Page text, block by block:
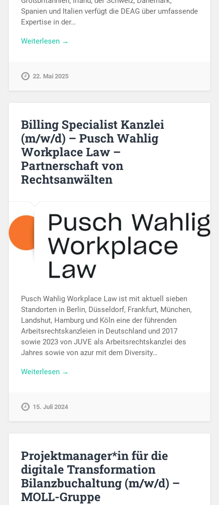
Spanien und Italien verfügt die DEAG über umfassende
Expertise in der…
Weiterlesen →
22. Mai 2025
Billing Specialist Kanzlei
(m/w/d) – Pusch Wahlig
Workplace Law –
Partnerschaft von
Rechtsanwälten
Pusch Wahlig Workplace Law ist mit aktuell sieben
Standorten in Berlin, Düsseldorf, Frankfurt, München,
Landshut, Hamburg und Köln eine der führenden
Arbeitsrechtskanzleien in Deutschland und 2017
sowie 2023 von JUVE als Arbeitsrechtskanzlei des
Jahres sowie von azur mit dem Diversity…
Weiterlesen →
15. Juli 2024
Projektmanager*in für die
digitale Transformation
Bilanzbuchaltung (m/w/d) –
MOLL-Gruppe